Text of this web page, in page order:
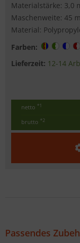
Materialstärke: 3,0
Maschenweite: 45
Material:
Farben:
Lieferzeit: 12-14
netto *1
brutto *2
Passendes